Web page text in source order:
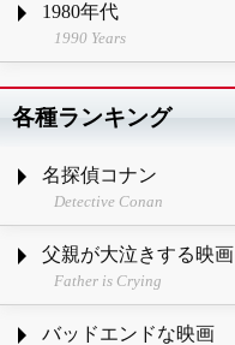
1980年代
1990 Years
各種ランキング
名探偵コナン
Detective Conan
父親が大泣きする映画
Father is Crying
バッドエンドな映画